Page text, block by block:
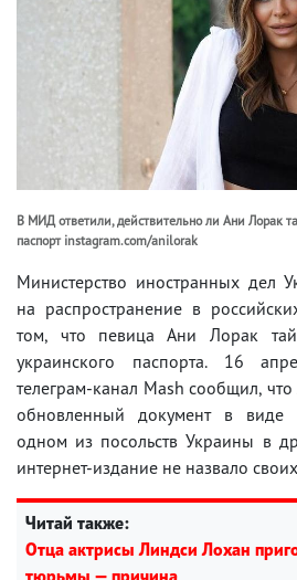
В МИД ответили, действительно ли Ани Лорак
паспорт instagram.com/anilorak
Министерство иностранных дел
на распространение в
том, что певица Ани Лорак
украинского паспорта. 16
телеграм-канал Mash сообщил,
обновленный документ в виде
одном из посольств Украины в
интернет-издание не назвало
Читай также:
Отца актрисы Линдси Лохан
тюрьмы — причина